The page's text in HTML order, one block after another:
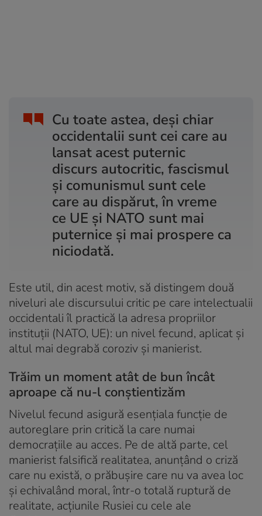
Cu toate astea, deși chiar
occidentalii sunt cei care au
lansat acest puternic
discurs autocritic, fascismul
și comunismul sunt cele
care au dispărut, în vreme
ce UE și NATO sunt mai
puternice și mai prospere ca
niciodată.
Este util, din acest motiv, să distingem două
niveluri ale discursului critic pe care intelectualii
occidentali îl practică la adresa propriilor
instituții (NATO, UE): un nivel fecund, aplicat și
altul mai degrabă coroziv și manierist.
Trăim un moment atât de bun încât
aproape că nu-l conștientizăm
Nivelul fecund asigură esențiala funcție de
autoreglare prin critică la care numai
democrațiile au acces. Pe de altă parte, cel
manierist falsifică realitatea, anunțând o criză
care nu există, o prăbușire care nu va avea loc
și echivalând moral, într-o totală ruptură de
realitate, acțiunile Rusiei cu cele ale